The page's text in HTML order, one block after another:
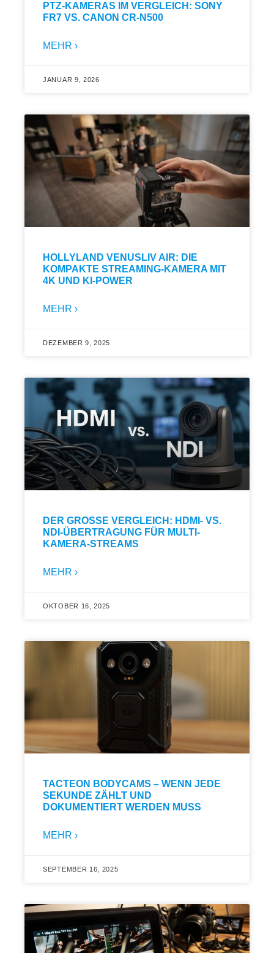
PTZ-KAMERAS IM VERGLEICH: SONY
FR7 VS. CANON CR-N500
MEHR ›
JANUAR 9, 2026
HOLLYLAND VENUSLIV AIR: DIE
KOMPAKTE STREAMING-KAMERA MIT
4K UND KI-POWER
MEHR ›
DEZEMBER 9, 2025
DER GROSSE VERGLEICH: HDMI- VS. N
DI-ÜBERTRAGUNG FÜR MULTI-K
AMERA-STREAMS
MEHR ›
OKTOBER 16, 2025
TACTEON BODYCAMS – WENN JEDE
SEKUNDE ZÄHLT UND
DOKUMENTIERT WERDEN MUSS
MEHR ›
SEPTEMBER 16, 2025